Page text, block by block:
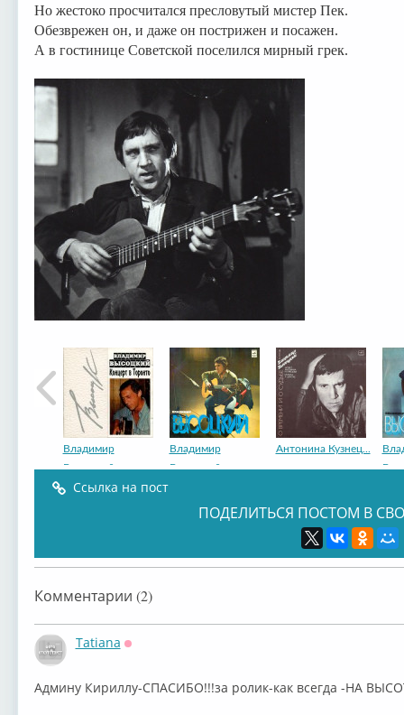
Но жестоко просчитался пресловутый мистер Пек.
Обезврежен он, и даже он пострижен и посажен.
А в гостинице Советской поселился мирный грек.
Владимир
Высоцкий
Владимир
Высоцкий
Антонина Кузнец...
Высоцкий
Ссылка на пост
ПОДЕЛИТЬСЯ ПОСТОМ В
Комментарии (2)
Tatiana
Админу Кириллу-СПАСИБО!!!за ролик-как всегда -НА